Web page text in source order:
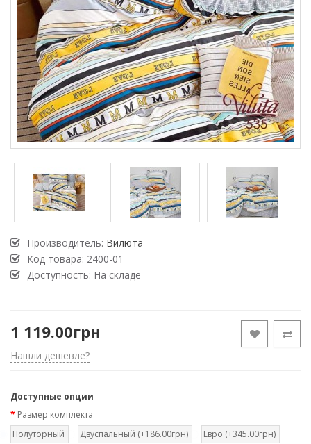
Производитель: Вилюта
Код товара: 2400-01
Доступность: На складе
1 119.00грн
Нашли дешевле?
Доступные опции
Размер комплекта
Полуторный
Двуспальный (+186.00грн) Евро (+345.00грн)